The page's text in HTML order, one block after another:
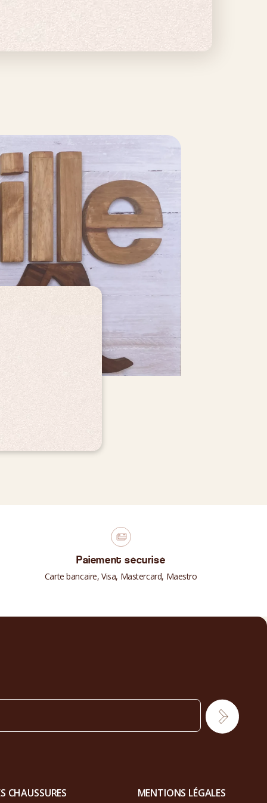
Paiement sécurisé
Carte bancaire, Visa, Mastercard, Maestro
CHAUSSURES MENTIONS LÉGALES